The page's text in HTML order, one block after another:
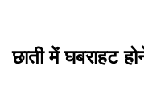
छाती में घबराहट